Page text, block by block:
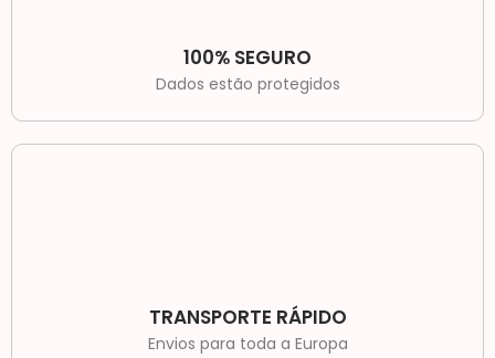
100% SEGURO
Dados estão protegidos
TRANSPORTE RÁPIDO
Envios para toda a Europa